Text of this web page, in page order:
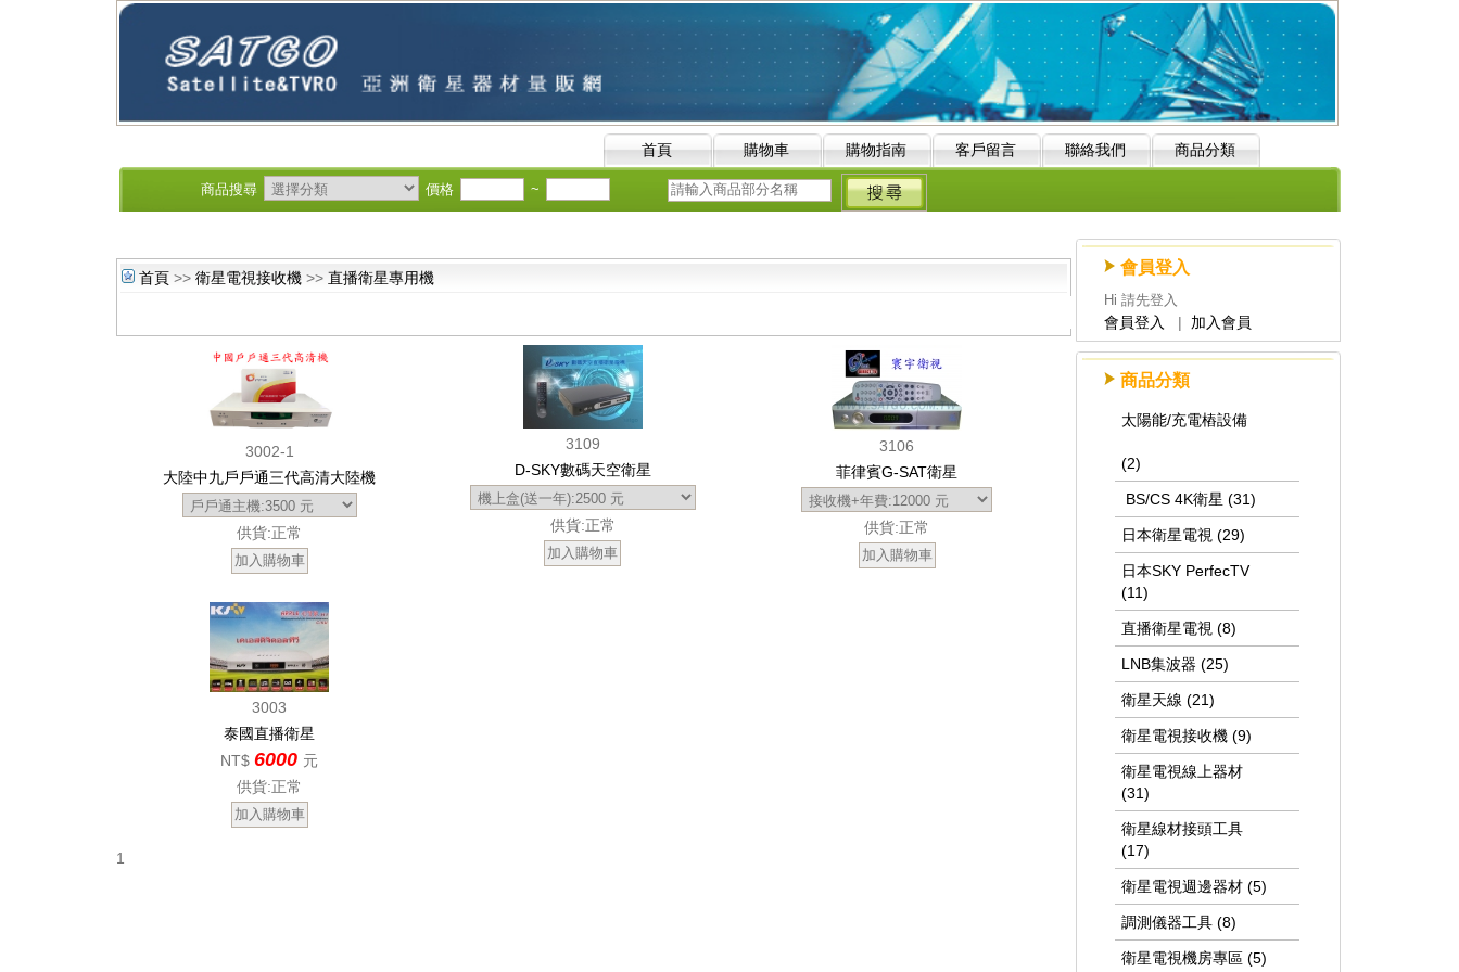
首頁 購物車 購物指南 客戶留言 聯絡我們 商品分類
商品搜尋 價格 ~
首頁>> 衛星電視接收機>> 直播衛星專用機
3002-1
大陸中九戶戶通三代高清大陸機
供貨:正常
3109
D-SKY數碼天空衛星
供貨:正常
3106
菲律賓G-SAT衛星
供貨:正常
3003
泰國直播衛星
NT$ 6000 元
供貨:正常
1
會員登入
Hi 請先登入
會員登入 | 加入會員
商品分類
太陽能/充電樁設備
(2)
BS/CS 4K衛星 (31)
日本衛星電視 (29)
日本SKY PerfecTV
(11)
直播衛星電視 (8)
LNB集波器 (25)
衛星天線 (21)
衛星電視接收機 (9)
衛星電視線上器材
(31)
衛星線材接頭工具
(17)
衛星電視週邊器材 (5)
調測儀器工具 (8)
衛星電視機房專區 (5)